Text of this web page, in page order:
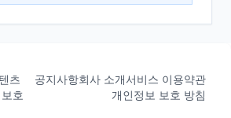
츠
호
공지사항회사 소개서비스 이용약관
개인정보 보호 방침